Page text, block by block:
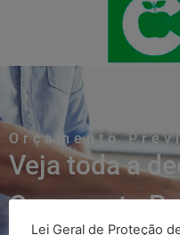
Orçamento
Veja toda a
Orçamento
Lei Geral de Proteção